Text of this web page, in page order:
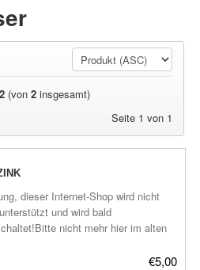
2 (von 2 insgesamt)
Seite 1 von 1
dieser Internet-Shop wird nicht
und wird bald
nicht mehr hier im alten
neuen Plasma-Shops befinden sich
€5,00